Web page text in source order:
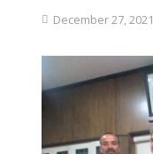
December 27, 2021